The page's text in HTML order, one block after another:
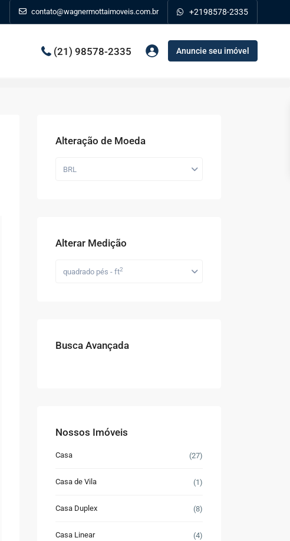
contato@wagnermottaimoveis.com.br +2198578-2335
(21) 98578-2335 Anuncie seu imóvel
Alteração de Moeda
BRL
Alterar Medição
quadrado pés - ft2
Busca Avançada
Nossos Imóveis
Casa (27)
Casa de Vila (1)
Casa Duplex (8)
Casa Linear (4)